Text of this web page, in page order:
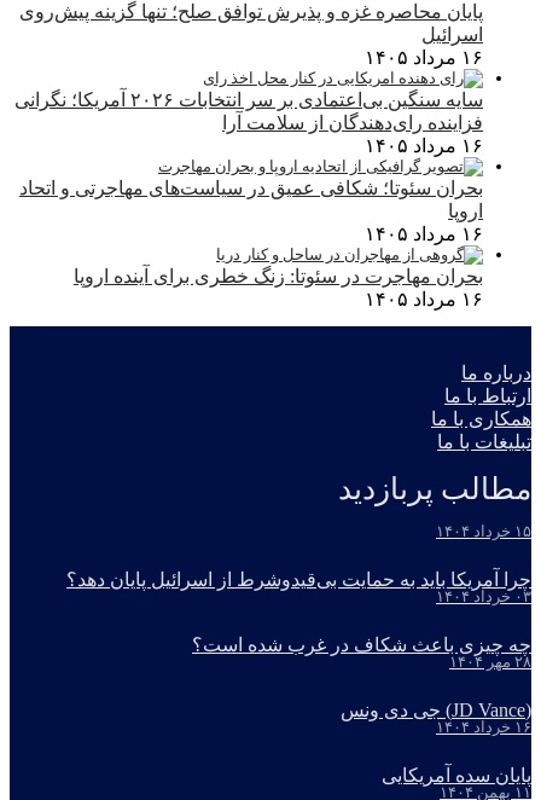
پایان محاصره غزه و پذیرش توافق صلح؛ تنها گزینه پیش‌روی
اسرائیل
۱۶ مرداد ۱۴۰۵
سایه سنگین بی‌اعتمادی بر سر انتخابات ۲۰۲۶ آمریکا؛ نگرانی
فزاینده رای‌دهندگان از سلامت آرا
۱۶ مرداد ۱۴۰۵
بحران سئوتا؛ شکافی عمیق در سیاست‌های مهاجرتی و اتحاد
اروپا
۱۶ مرداد ۱۴۰۵
بحران مهاجرت در سئوتا: زنگ خطری برای آینده اروپا
۱۶ مرداد ۱۴۰۵
درباره ما
ارتباط با ما
همکاری با ما
تبلیغات با ما
مطالب پربازدید
۱۵ خرداد ۱۴۰۴
چرا آمریکا باید به حمایت بی‌قیدوشرط از اسرائیل پایان دهد؟
۰۳ خرداد ۱۴۰۴
چه چیزی باعث شکاف در غرب شده است؟
۲۸ مهر ۱۴۰۴
(JD Vance) جی دی ونس
۱۶ خرداد ۱۴۰۴
پایان سده آمریکایی
۱۱ بهمن ۱۴۰۴